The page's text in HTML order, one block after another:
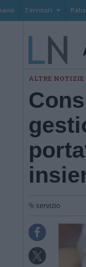
Territori Palio
ALTRE NOTIZIE
servizio